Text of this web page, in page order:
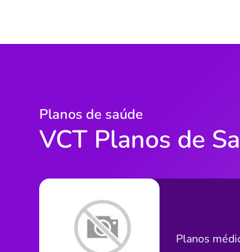
Planos de saúde
VCT Planos de
Planos